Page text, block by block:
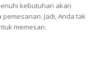
kebutuhan akan
Jadi, Anda tak
memesan.